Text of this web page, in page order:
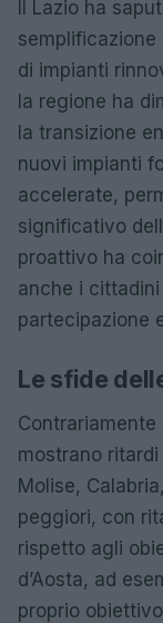
Il Lazio ha
semplificazione
di impianti
la regione ha
la transizione
nuovi impianti
accelerate,
significativo
proattivo ha
anche i
partecipazione
Le sfide
mostrano ritardi
Molise,
peggiori, con
rispetto agli
d’Aosta, ad
proprio